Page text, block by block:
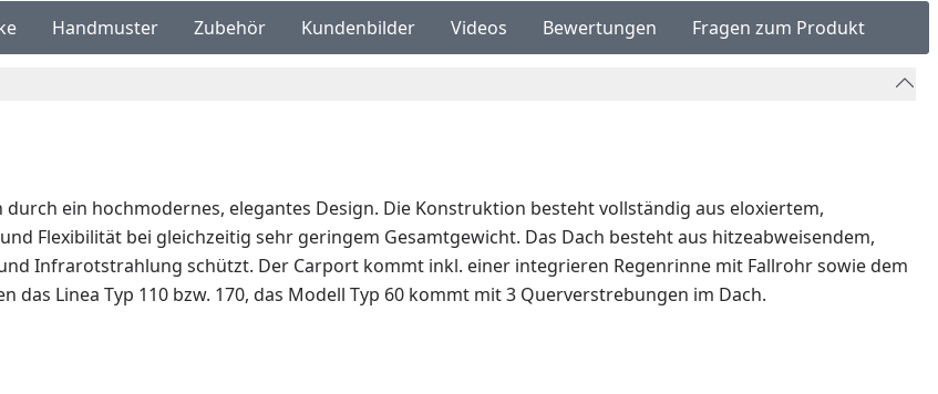
Handmuster Zubehör Kundenbilder Videos Bewertungen Fragen zum Produkt
durch ein hochmodernes, elegantes Design. Die Konstruktion besteht vollständig aus eloxiertem,
Flexibilität bei gleichzeitig sehr geringem Gesamtgewicht. Das Dach besteht aus hitzeabweisendem,
Infrarotstrahlung schützt. Der Carport kommt inkl. einer integrieren Regenrinne mit Fallrohr sowie dem
Linea Typ 110 bzw. 170, das Modell Typ 60 kommt mit 3 Querverstrebungen im Dach.